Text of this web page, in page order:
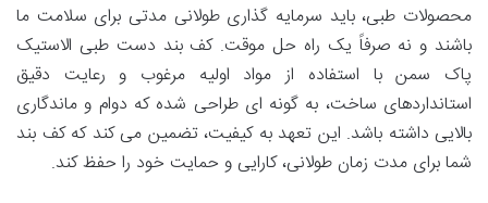
محصولات طبی، باید سرمایه گذاری طولانی مدتی برای سلامت ما
باشند و نه صرفاً یک راه حل موقت. کف بند دست طبی الاستیک
پاک سمن با استفاده از مواد اولیه مرغوب و رعایت دقیق
استانداردهای ساخت، به گونه ای طراحی شده که دوام و ماندگاری
بالایی داشته باشد. این تعهد به کیفیت، تضمین می کند که کف بند
شما برای مدت زمان طولانی، کارایی و حمایت خود را حفظ کند.